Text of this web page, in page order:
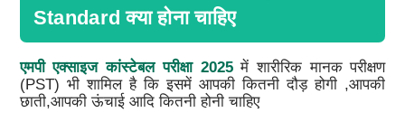
Standard क्या होना चाहिए
एमपी एक्साइज कांस्टेबल परीक्षा 2025में शारीरिक मानक परीक्षण
(PST) भी शामिल है कि इसमें आपकी कितनी दौड़ होगी ,आपकी
छाती,आपकी ऊंचाई आदि कितनी होनी चाहिए